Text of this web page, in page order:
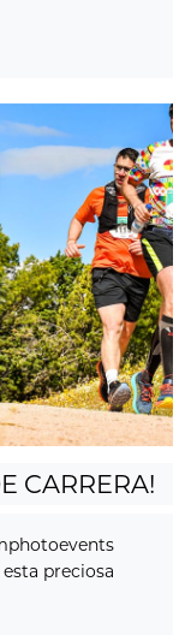
CARRERA!
preciosa